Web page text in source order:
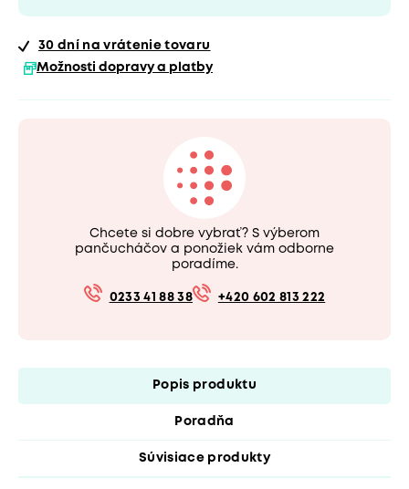
30 dní na vrátenie tovaru
Možnosti dopravy a platby
Chcete si dobre vybrať? S výberom
pančucháčov a ponožiek vám odborne
poradíme.
0233 41 88 38 +420 602 813 222
Popis produktu
Poradňa
Súvisiace produkty